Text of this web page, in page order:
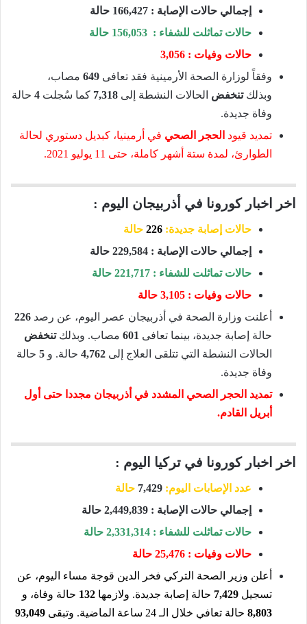
إجمالي حالات الإصابة : 166,427 حالة
حالات تماثلت للشفاء : 156,053 حالة
حالات وفيات : 3,056
وفقاً لوزارة الصحة الأرمينية فقد تعافى 649 مصاب،
وبذلكتنخفض الحالات النشطة إلى 7,318 كما سُجلت 4 حالة
وفاة جديدة.
تمديد قيود الحجر الصحي في أرمينيا، كبديل دستوري لحالة
الطوارئ، لمدة ستة أشهر كاملة، حتى 11 يوليو 2021.
اخر اخبار كورونا في أذربيجان اليوم :
حالات إصابة جديدة: 226 حالة
إجمالي حالات الإصابة : 229,584 حالة
حالات تماثلت للشفاء : 221,717 حالة
حالات وفيات :
أعلنت وزارة الصحة في أذربيجان عصر اليوم، عن رصد 226
حالة إصابة جديدة، بينما تعافى 601 مصاب. وبذلكتنخفض
الحالات النشطة التي تتلقى العلاج إلى 4,762 حالة. و 5 حالة
وفاة جديدة.
تمديد الحجر الصحي المشدد في أذربيجان مجددا حتى أول
أبريل القادم.
اخر اخبار كورونا في تركيا اليوم :
عدد الإصابات اليوم:
حالة
إجمالي حالات الإصابة : 2,449,839 حالة
حالات تماثلت للشفاء : 2,331,314 حالة
حالات وفيات : 25,476 حالة
أعلن وزير الصحة التركي فخر الدين قوجة مساء اليوم، عن
تسجيل 7,429 حالة إصابة جديدة. ولازمها 132 حالة وفاة، و
8,803 حالة تعافي خلال الـ 24 ساعة الماضية. وتبقى
93,049